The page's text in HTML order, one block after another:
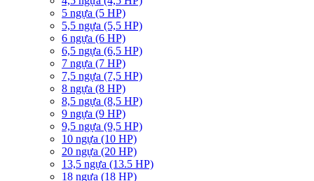
5 ngựa (5 HP)
5,5 ngựa (5,5 HP)
6 ngựa (6 HP)
6,5 ngựa (6,5 HP)
7 ngựa (7 HP)
7,5 ngựa (7,5 HP)
8 ngựa (8 HP)
8,5 ngựa (8,5 HP)
9 ngựa (9 HP)
9,5 ngựa (9,5 HP)
10 ngựa (10 HP)
20 ngựa (20 HP)
13,5 ngựa (13.5 HP)
18 ngựa (18 HP)